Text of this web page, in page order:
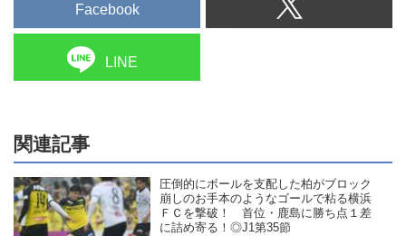
Facebook
LINE
関連記事
圧倒的にボールを支配した柏がブロック
崩しのお手本のようなゴールで粘る横浜
ＦＣを撃破！ 首位・鹿島に勝ち点１差
に詰め寄る！◎J1第35節